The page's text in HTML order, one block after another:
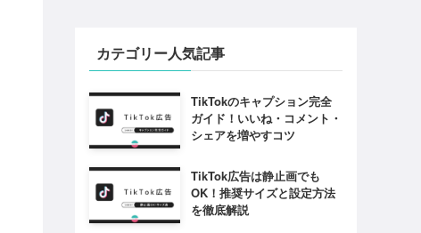
カテゴリー人気記事
TikTokのキャプション完全
ガイド！いいね・コメント・
シェアを増やすコツ
TikTok広告は静止画でも
OK！推奨サイズと設定方法
を徹底解説